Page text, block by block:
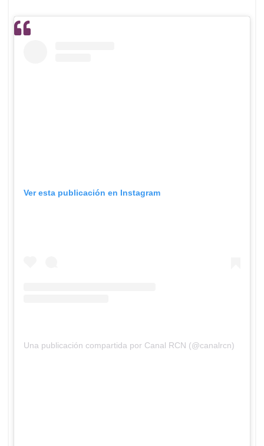
Ver esta publicación en Instagram
Una publicación compartida por Canal RCN (@canalrcn)